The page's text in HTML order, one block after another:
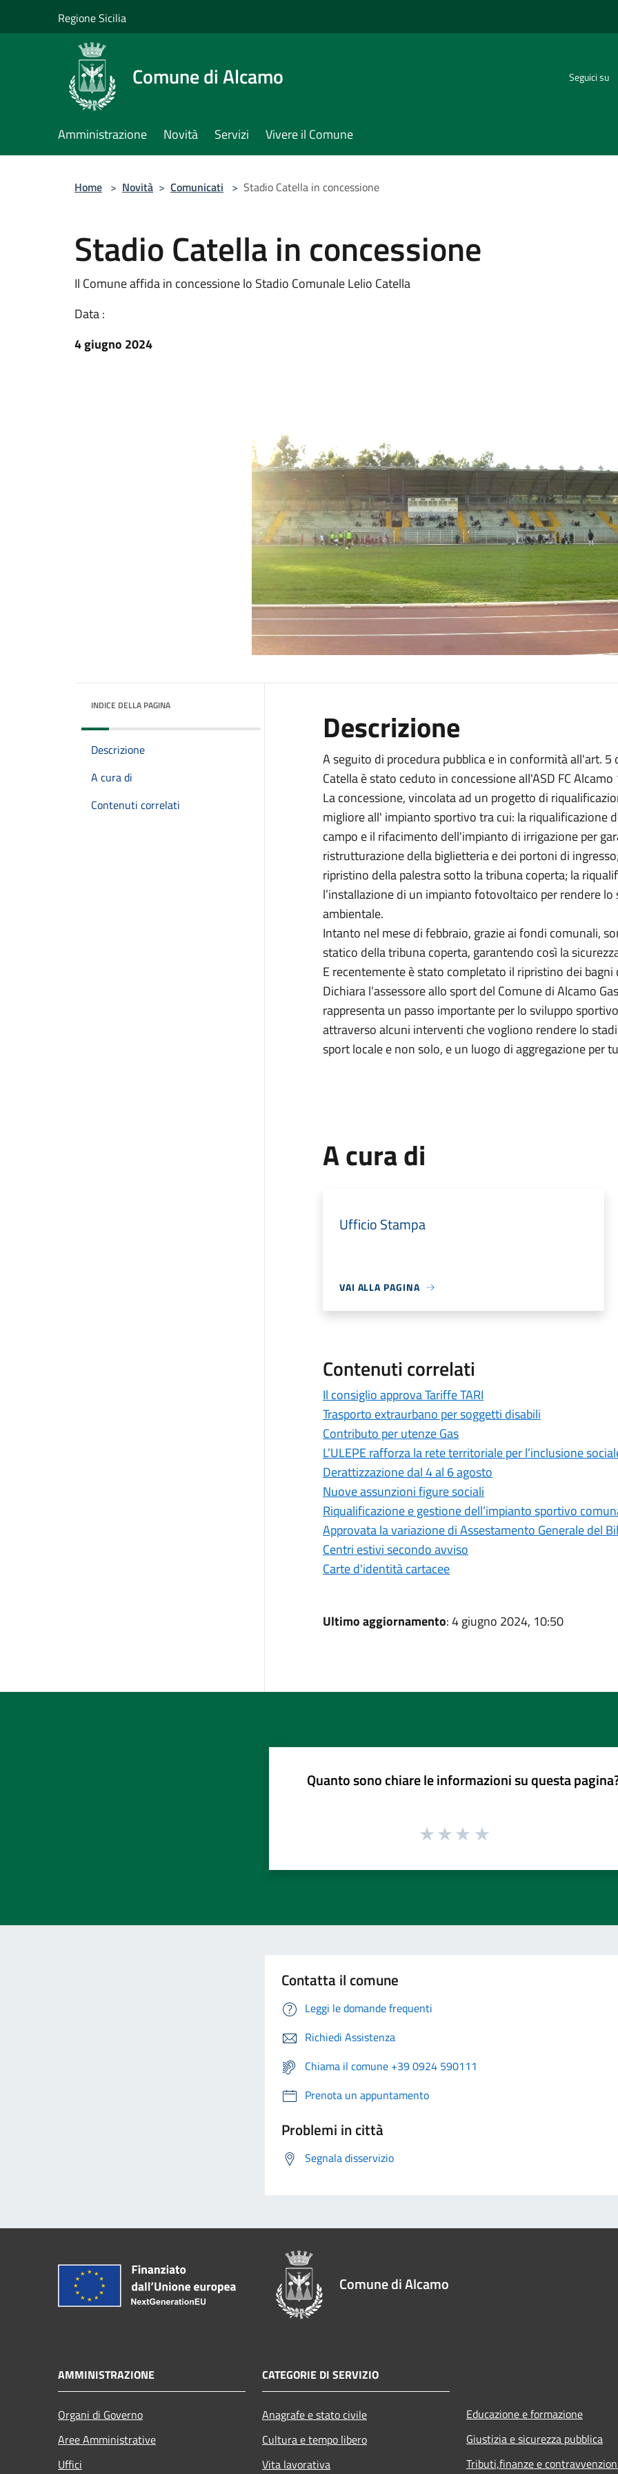
Regione Sicilia
Comune di Alcamo Seguici su
Amministrazione Novità Servizi Vivere il Comune
Home > Novità > Comunicati > Stadio Catella in concessione
Stadio Catella in concessione
Il Comune affida in concessione lo Stadio Comunale Lelio Catella
Data :
4 giugno 2024
INDICE DELLA PAGINA
Descrizione
A cura di
Contenuti correlati
Descrizione
A seguito di procedura pubblica e in conformità all'art.
Catella è stato ceduto in concessione all'ASD FC
La concessione, vincolata ad un progetto di
migliore all' impianto sportivo tra cui: la riqualificazione
campo e il rifacimento dell'impianto di irrigazione per
ristrutturazione della biglietteria e dei portoni di
ripristino della palestra sotto la tribuna coperta; la
l’installazione di un impianto fotovoltaico per rendere
ambientale.
Intanto nel mese di febbraio, grazie ai fondi comunali,
statico della tribuna coperta, garantendo così la
E recentemente è stato completato il ripristino dei
Dichiara l’assessore allo sport del Comune di Alcamo
rappresenta un passo importante per lo sviluppo
attraverso alcuni interventi che vogliono rendere lo
sport locale e non solo, e un luogo di aggregazione per
A cura di
Ufficio Stampa
VAI ALLA PAGINA
Contenuti correlati
Il consiglio approva Tariffe TARI
Trasporto extraurbano per soggetti disabili
Contributo per utenze Gas
L’ULEPE rafforza la rete territoriale per l’inclusione
Derattizzazione dal 4 al 6 agosto
Nuove assunzioni figure sociali
Riqualificazione e gestione dell’impianto sportivo
Approvata la variazione di Assestamento Generale del
Centri estivi secondo avviso
Carte d'identità cartacee
Ultimo aggiornamento: 4 giugno 2024, 10:50
Quanto sono chiare le informazioni su questa
Contatta il comune
Leggi le domande frequenti
Richiedi Assistenza
Chiama il comune +39 0924 590111
Prenota un appuntamento
Problemi in città
Segnala disservizio
Comune di Alcamo
AMMINISTRAZIONE
Organi di Governo
Aree Amministrative
Uffici
CATEGORIE DI SERVIZIO
Anagrafe e stato civile
Cultura e tempo libero
Vita lavorativa
Educazione e formazione
Giustizia e sicurezza pubblica
Tributi,finanze e